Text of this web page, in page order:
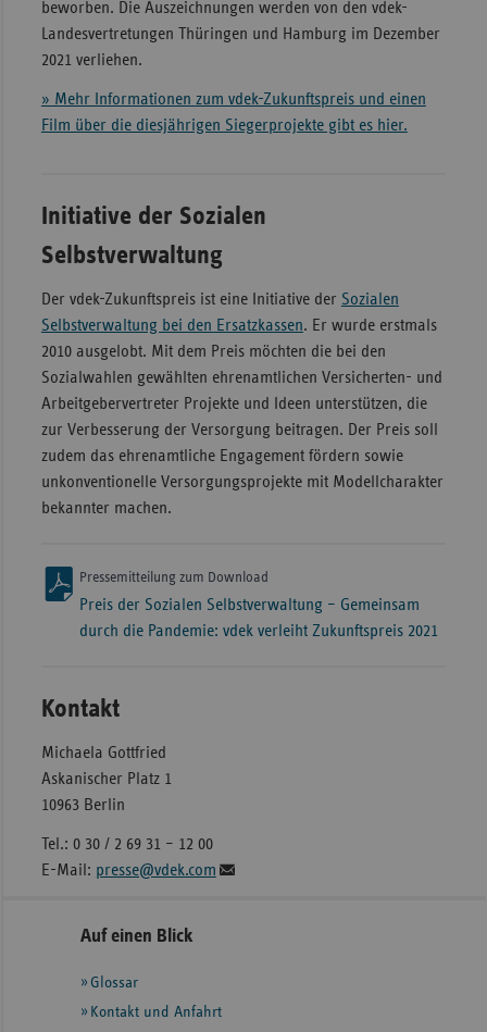
beworben. Die Auszeichnungen werden von den vdek-
Landesvertretungen Thüringen und Hamburg im Dezember
2021 verliehen.
» Mehr Informationen zum vdek-Zukunftspreis und einen
Film über die diesjährigen Siegerprojekte gibt es hier.
Initiative der Sozialen
Selbstverwaltung
Der vdek-Zukunftspreis ist eine Initiative der Sozialen
Selbstverwaltung bei den Ersatzkassen. Er wurde erstmals
2010 ausgelobt. Mit dem Preis möchten die bei den
Sozialwahlen gewählten ehrenamtlichen Versicherten- und
Arbeitgebervertreter Projekte und Ideen unterstützen, die
zur Verbesserung der Versorgung beitragen. Der Preis soll
zudem das ehrenamtliche Engagement fördern sowie
unkonventionelle Versorgungsprojekte mit Modellcharakter
bekannter machen.
Pressemitteilung zum Download
Preis der Sozialen Selbstverwaltung – Gemeinsam
durch die Pandemie: vdek verleiht Zukunftspreis 2021
Kontakt
Michaela Gottfried
Askanischer Platz 1
10963 Berlin
Tel.: 0 30 / 2 69 31 – 12 00
E-Mail: presse@vdek.com
Seitennavigation
Seitenleiste
weiteren
Informationen
Auf einen Blick
Glossar
Kontakt und Anfahrt